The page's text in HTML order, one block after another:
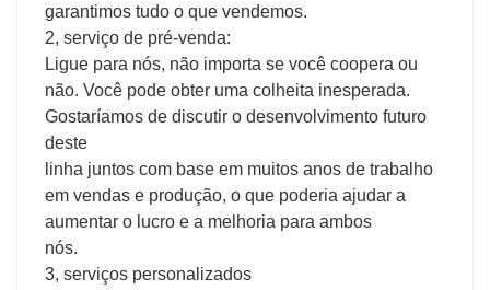
garantimos tudo o que vendemos.
2, serviço de pré-venda:
Ligue para nós, não importa se você coopera ou
não. Você pode obter uma colheita inesperada.
Gostaríamos de discutir o desenvolvimento futuro
deste
linha juntos com base em muitos anos de trabalho
em vendas e produção, o que poderia ajudar a
aumentar o lucro e a melhoria para ambos
nós.
3, serviços personalizados